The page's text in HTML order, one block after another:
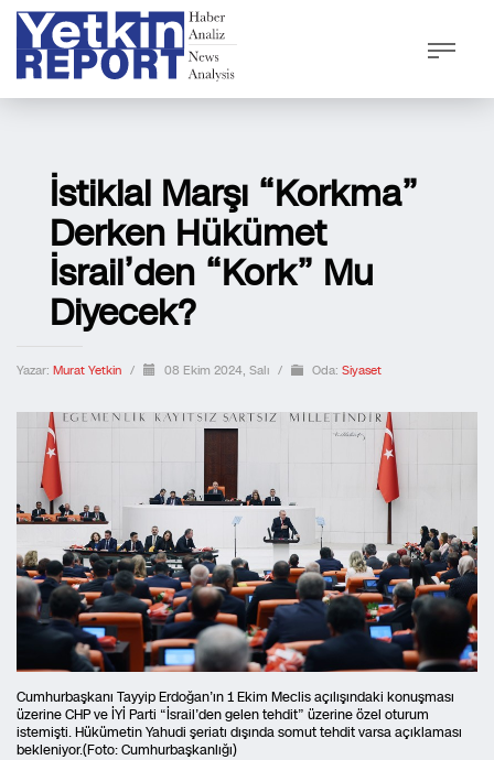
İstiklal Marşı “Korkma”
Derken Hükümet
İsrail’den “Kork” Mu
Diyecek?
Yazar: Murat Yetkin / 08 Ekim 2024, Salı / Oda: Siyaset
Cumhurbaşkanı Tayyip Erdoğan’ın 1 Ekim Meclis açılışındaki konuşması
üzerine CHP ve İYİ Parti “İsrail’den gelen tehdit” üzerine özel oturum
istemişti. Hükümetin Yahudi şeriatı dışında somut tehdit varsa açıklaması
bekleniyor.(Foto: Cumhurbaşkanlığı)